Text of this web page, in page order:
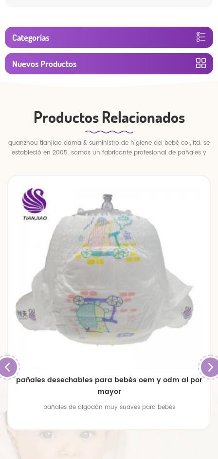
Categorías
Nuevos Productos
Productos Relacionados
quanzhou tianjiao dama & suministro de higiene del bebé co., ltd. se
estableció en 2005. somos un fabricante profesional de pañales y
pañales desechables para bebés oem y odm al por
mayor
pañales de algodón muy suaves para bebés